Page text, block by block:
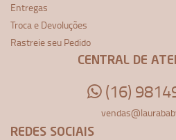
Entregas
Troca e Devoluções
Rastreie seu Pedido
CENTRAL DE
(16)
REDES SOCIAIS